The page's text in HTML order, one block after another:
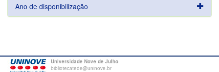
Ano de disponibilização
Universidade Nove de Julho
bibliotecatede@uninove.br